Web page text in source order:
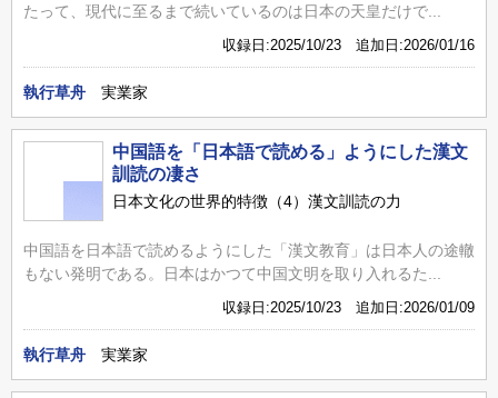
たって、現代に至るまで続いているのは日本の天皇だけで...
収録日:2025/10/23 追加日:2026/01/16
執行草舟 実業家
中国語を「日本語で読める」ようにした漢文
訓読の凄さ
日本文化の世界的特徴（4）漢文訓読の力
中国語を日本語で読めるようにした「漢文教育」は日本人の途轍
もない発明である。日本はかつて中国文明を取り入れるた...
収録日:2025/10/23 追加日:2026/01/09
執行草舟 実業家